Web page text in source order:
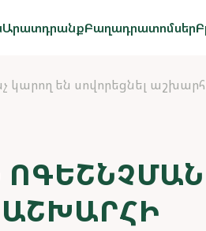
ԱրատդրանքԲաղադրատոմսեր
են սովորեցնել
ԱՇԽԱՐՀԻ